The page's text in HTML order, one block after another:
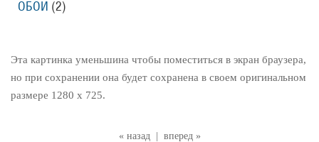
« назад
вперед »
Эта картинка уменьшина чтобы поместиться в экран браузера,
но при сохранении она будет сохранена в своем оригинальном
размере 1280 x 725.
ОБОИ (2)